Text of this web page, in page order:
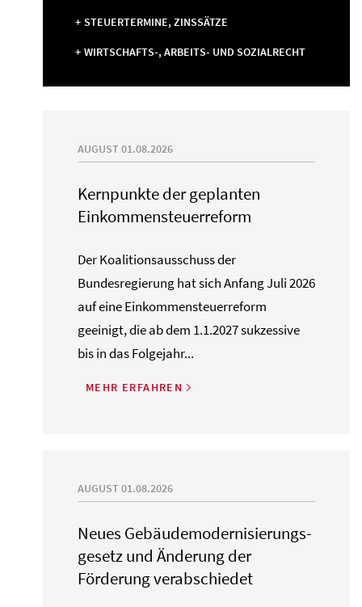
STEUERTERMINE, ZINSSÄTZE
WIRTSCHAFTS-, ARBEITS- UND SOZIALRECHT
AUGUST 01.08.2026
Kernpunkte der geplanten
Einkommensteuerreform
Der Koalitionsausschuss der
Bundesregierung hat sich Anfang Juli 2026
auf eine Einkommensteuerreform
geeinigt, die ab dem 1.1.2027 sukzessive
bis in das Folgejahr...
MEHR ERFAHREN
AUGUST 01.08.2026
Neues Gebäude­moderni­sierungs­
gesetz und Änderung der
Förderung verabschiedet